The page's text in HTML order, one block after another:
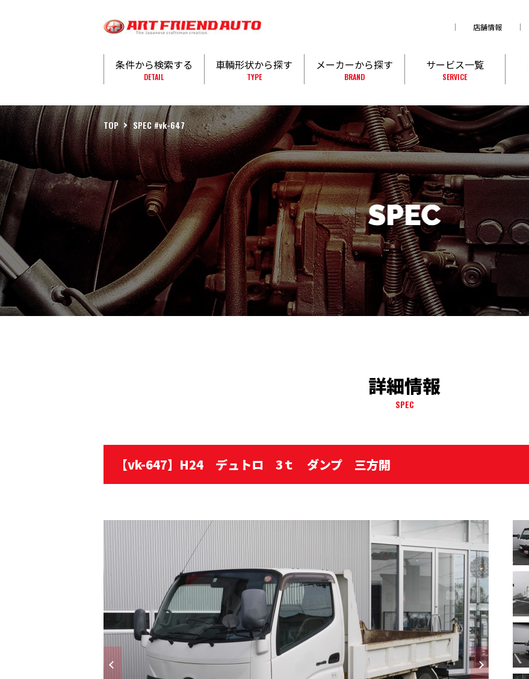
店舗情報
条件から検索する
DETAIL
車輌形状から探す
TYPE
メーカーから探す
BRAND
サービス一覧
SERVICE
TOP SPEC #vk-647
詳細情報
SPEC
【vk-647】H24 デュトロ 3ｔ ダンプ 三方開